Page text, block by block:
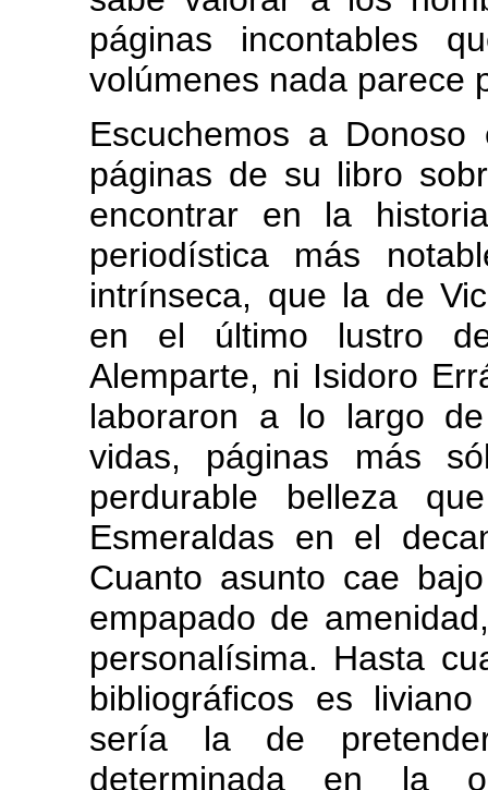
páginas incontables
volúmenes nada parece
Escuchemos a
páginas de su libro
encontrar en la
periodística más
intrínseca, que la de
en el último lustro
Alemparte, ni Isidoro
laboraron a lo largo
vidas, páginas más
perdurable belleza
Esmeraldas en el
Cuanto asunto cae
empapado de
personalísima. Hasta
bibliográficos es
sería la de
determinada en la